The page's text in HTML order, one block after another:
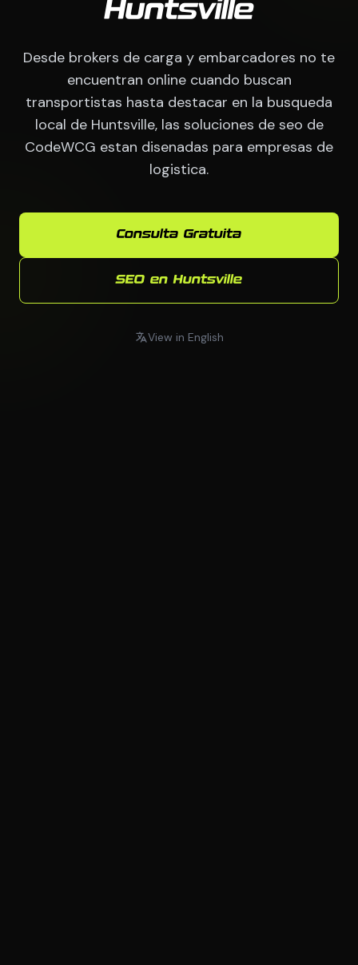
Huntsville
Desde brokers de carga y embarcadores no te
encuentran online cuando buscan
transportistas hasta destacar en la busqueda
local de Huntsville, las soluciones de seo de
CodeWCG estan disenadas para empresas de
logistica.
Consulta Gratuita
SEO en Huntsville
View in English